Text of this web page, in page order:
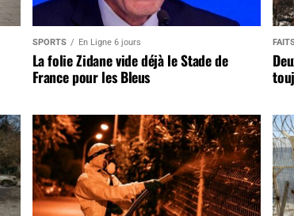
SPORTS En Ligne 6 jours
La folie Zidane vide déjà le Stade de
France pour les Bleus